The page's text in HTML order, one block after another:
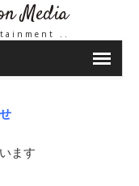
Media
..
ます